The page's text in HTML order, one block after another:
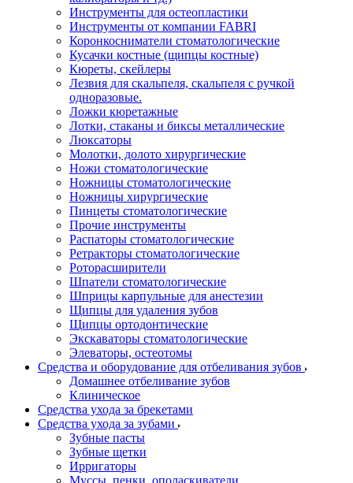
Инструменты для остеопластики
Инструменты от компании FABRI
Коронкосниматели стоматологические
Кусачки костные (щипцы костные)
Кюреты, скейлеры
Лезвия для скальпеля, скальпеля с ручкой
одноразовые.
Ложки кюретажные
Лотки, стаканы и биксы металлические
Люксаторы
Молотки, долото хирургические
Ножи стоматологические
Ножницы стоматологические
Ножницы хирургические
Пинцеты стоматологические
Прочие инструменты
Распаторы стоматологические
Ретракторы стоматологические
Роторасширители
Шпатели стоматологические
Шприцы карпульные для анестезии
Щипцы для удаления зубов
Щипцы ортодонтические
Экскаваторы стоматологические
Элеваторы, остеотомы
Средства и оборудование для отбеливания зубов
Домашнее отбеливание зубов
Клиническое
Средства ухода за брекетами
Средства ухода за зубами
Зубные пасты
Зубные щетки
Ирригаторы